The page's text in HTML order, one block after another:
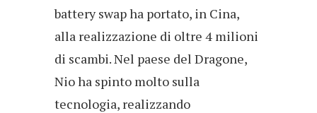
battery swap ha portato, in Cina,
alla realizzazione di oltre 4 milioni
di scambi. Nel paese del Dragone,
Nio ha spinto molto sulla
tecnologia, realizzando